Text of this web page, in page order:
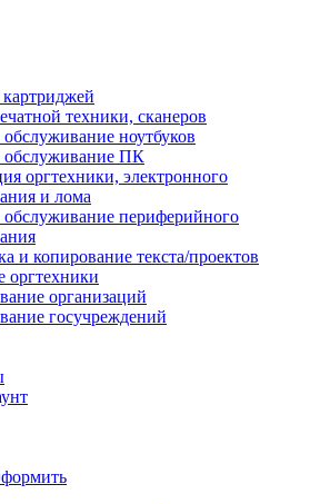
картриджей
техники, сканеров
ноутбуков
обслуживание ПК
оргтехники, электронного
и лома
периферийного
и копирование текста/проектов
оргтехники
организаций
госучреждений